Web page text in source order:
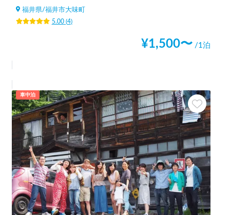
福井県/福井市大味町
5.00(4)
¥1,500〜 /1泊
車中泊